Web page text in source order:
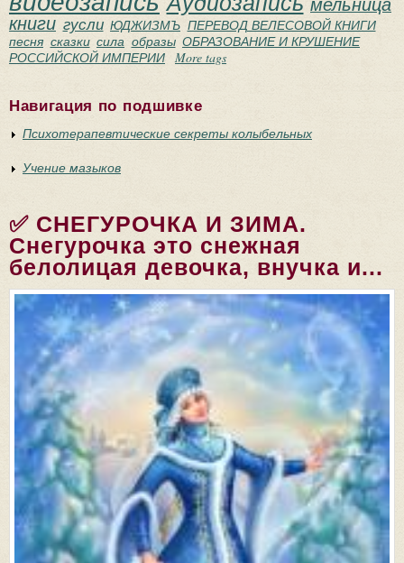
книги гусли ЮДЖИЗМЪ ПЕРЕВОД ВЕЛЕСОВОЙ КНИГИ
песня сказки сила образы ОБРАЗОВАНИЕ И КРУШЕНИЕ
РОССИЙСКОЙ ИМПЕРИИ
More tags
Навигация по подшивке
Психотерапевтические секреты колыбельных
Учение мазыков
✅ СНЕГУРОЧКА И ЗИМА.
Снегурочка это снежная
белолицая девочка, внучка и...